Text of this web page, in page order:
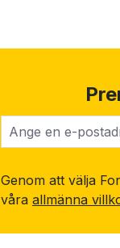
Genom att välja
våra allmänna